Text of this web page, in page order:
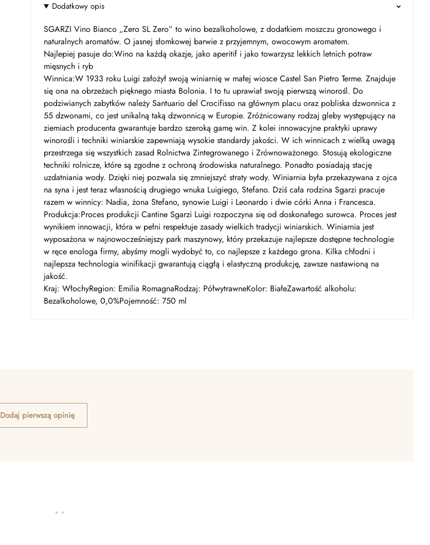
Dodatkowy opis
SGARZI Vino Bianco „Zero SL Zero” to wino bezalkoholowe, z dodatkiem moszczu gronowego i
naturalnych aromatów. O jasnej słomkowej barwie z przyjemnym, owocowym aromatem.
Najlepiej pasuje do:Wino na każdą okazje, jako aperitif i jako towarzysz lekkich letnich potraw
mięsnych i ryb
Winnica:W 1933 roku Luigi założył swoją winiarnię w małej wiosce Castel San Pietro Terme. Znajduje
się ona na obrzeżach pięknego miasta Bolonia. I to tu uprawiał swoją pierwszą winorośl. Do
podziwianych zabytków należy Santuario del Crocifisso na głównym placu oraz pobliska dzwonnica z
55 dzwonami, co jest unikalną taką dzwonnicą w Europie. Zróżnicowany rodzaj gleby występujący na
ziemiach producenta gwarantuje bardzo szeroką gamę win. Z kolei innowacyjne praktyki uprawy
winorośli i techniki winiarskie zapewniają wysokie standardy jakości. W ich winnicach z wielką uwagą
przestrzega się wszystkich zasad Rolnictwa Zintegrowanego i Zrównoważonego. Stosują ekologiczne
techniki rolnicze, które są zgodne z ochroną środowiska naturalnego. Ponadto posiadają stację
uzdatniania wody. Dzięki niej pozwala się zmniejszyć straty wody. Winiarnia była przekazywana z ojca
na syna i jest teraz własnością drugiego wnuka Luigiego, Stefano. Dziś cała rodzina Sgarzi pracuje
razem w winnicy: Nadia, żona Stefano, synowie Luigi i Leonardo i dwie córki Anna i Francesca.
Produkcja:Proces produkcji Cantine Sgarzi Luigi rozpoczyna się od doskonałego surowca. Proces jest
wynikiem innowacji, która w pełni respektuje zasady wielkich tradycji winiarskich. Winiarnia jest
wyposażona w najnowocześniejszy park maszynowy, który przekazuje najlepsze dostępne technologie
w ręce enologa firmy, abyśmy mogli wydobyć to, co najlepsze z każdego grona. Kilka chłodni i
najlepsza technologia winifikacji gwarantują ciągłą i elastyczną produkcję, zawsze nastawioną na
jakość.
Kraj: WłochyRegion: Emilia RomagnaRodzaj: PółwytrawneKolor: BiałeZawartość alkoholu:
Bezalkoholowe, 0,0%Pojemność: 750 ml
Dodaj pierwszą opinię